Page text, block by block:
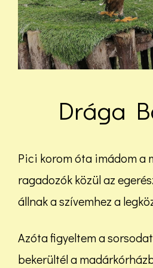
Drága
Pici korom óta imádom a
ragadozók közül az
állnak a szívemhez a
Azóta figyeltem a
bekerültél a